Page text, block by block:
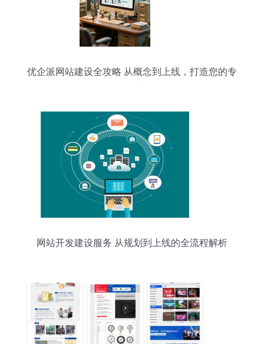
优企派网站建设全攻略 从概念到上线，打造您的专
网站开发建设服务 从规划到上线的全流程解析